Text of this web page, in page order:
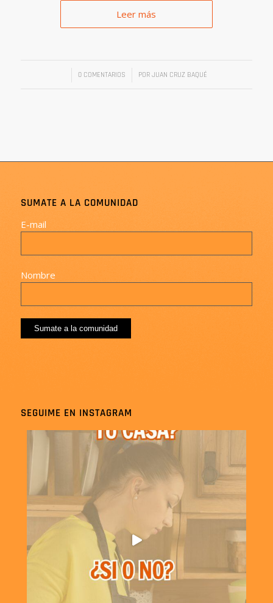
Leer más
0 COMENTARIOS
/ PORJUAN CRUZ BAQUÉ
SUMATE A LA COMUNIDAD
E-mail
Nombre
SEGUIME EN INSTAGRAM